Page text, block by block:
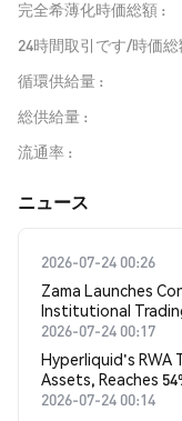
完全希薄化時価総額
24時間取引です/時価
循環供給量
総供給量
流通率
​​ニュース​​
2026-07-24 00:26
Zama Launches
Institutional
2026-07-24 00:17
Hyperliquid's RWA
Assets, Reaches
2026-07-24 00:14